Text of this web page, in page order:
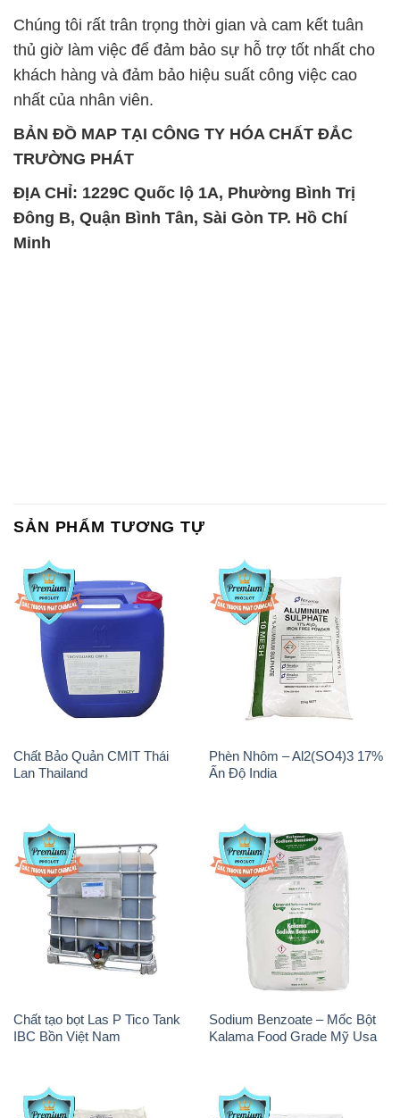
Chúng tôi rất trân trọng thời gian và cam kết tuân
thủ giờ làm việc để đảm bảo sự hỗ trợ tốt nhất cho
khách hàng và đảm bảo hiệu suất công việc cao
nhất của nhân viên.
BẢN ĐỒ MAP TẠI CÔNG TY HÓA CHẤT ĐẮC
TRƯỜNG PHÁT
ĐỊA CHỈ: 1229C Quốc lộ 1A, Phường Bình Trị
Đông B, Quận Bình Tân, Sài Gòn TP. Hồ Chí
Minh
SẢN PHẨM TƯƠNG TỰ
Chất Bảo Quản CMIT Thái
Lan Thailand
Phèn Nhôm – Al2(SO4)3 17%
Ấn Độ India
Chất tạo bọt Las P Tico Tank
IBC Bồn Việt Nam
Sodium Benzoate – Mốc Bột
Kalama Food Grade Mỹ Usa